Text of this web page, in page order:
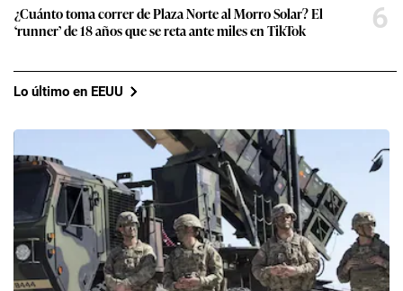
¿Cuánto toma correr de Plaza Norte al Morro Solar? El
‘runner’ de 18 años que se reta ante miles en TikTok
6
Lo último en EEUU